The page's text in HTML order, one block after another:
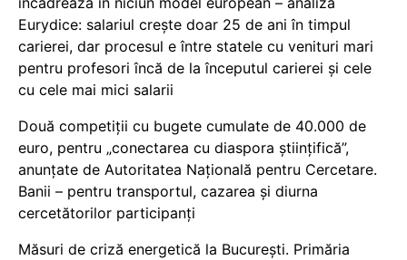
Eurydice: salariul crește doar 25 de ani în timpul
carierei, dar procesul e între statele cu venituri mari
pentru profesori încă de la începutul carierei și cele
cu cele mai mici salarii
Două competiții cu bugete cumulate de 40.000 de
euro, pentru „conectarea cu diaspora științifică”,
anunțate de Autoritatea Națională pentru Cercetare.
Banii – pentru transportul, cazarea și diurna
cercetătorilor participanți
Măsuri de criză energetică la București. Primăria